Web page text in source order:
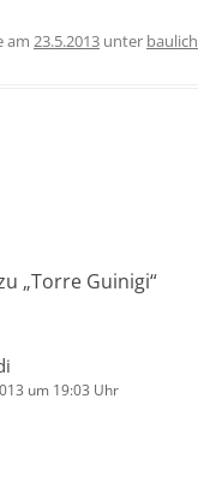
am 23.5.2013 unter baulich
„Torre Guinigi“
um 19:03 Uhr